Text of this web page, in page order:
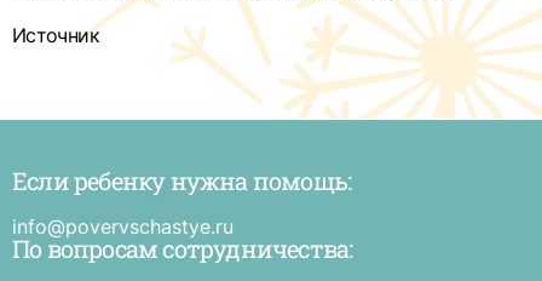
Источник
Если ребенку нужна помощь:
info@povervschastye.ru
По вопросам сотрудничества: